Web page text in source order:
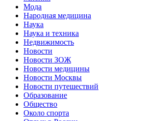
Мода
Народная медицина
Наука
Наука и техника
Недвижимость
Новости
Новости ЗОЖ
Новости медицины
Новости Москвы
Новости путешествий
Образование
Общество
Около спорта